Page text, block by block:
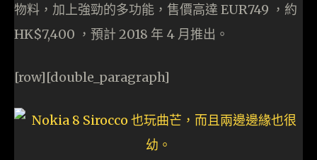
物料，加上強勁的多功能，售價高達 EUR749 ，約
HK$7,400 ，預計 2018 年 4 月推出。
[row][double_paragraph]